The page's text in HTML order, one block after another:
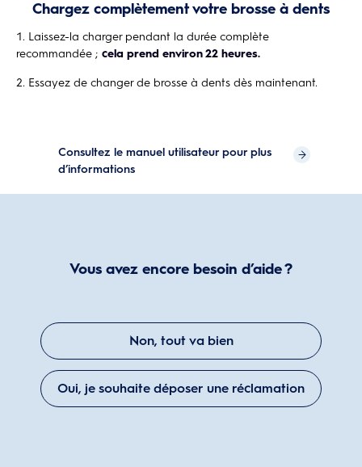
Chargez complètement votre brosse à dents
Laissez-la charger pendant la durée complète
recommandée ; cela prend environ 22 heures.
Essayez de changer de brosse à dents dès maintenant.
Consultez le manuel utilisateur pour plus
d’informations
Vous avez encore besoin d’aide ?
Non, tout va bien
Oui, je souhaite déposer une réclamation